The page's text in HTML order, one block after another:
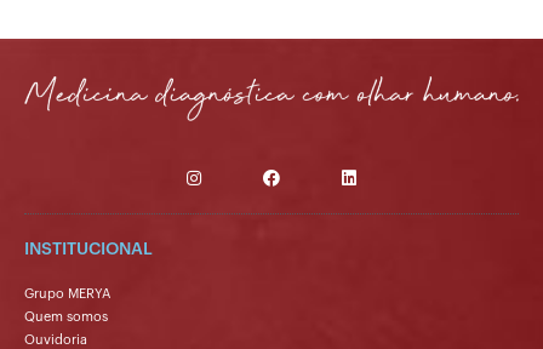
INSTITUCIONAL
Grupo MERYA
Quem somos
Ouvidoria